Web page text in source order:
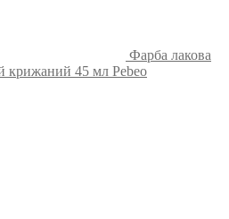
Фарба лакова
крижаний 45 мл Pebeo